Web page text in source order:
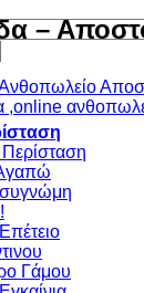
συγνώμη
Γάμου
–